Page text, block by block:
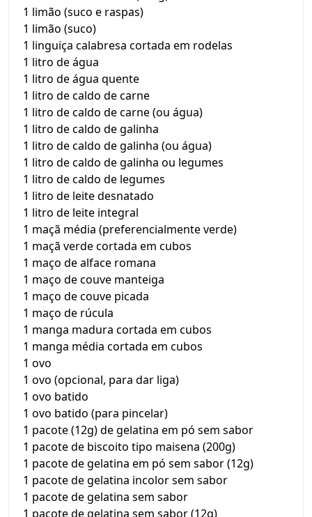
1 limão (suco e raspas)
1 limão (suco)
1 linguiça calabresa cortada em rodelas
1 litro de água
1 litro de água quente
1 litro de caldo de carne
1 litro de caldo de carne (ou água)
1 litro de caldo de galinha
1 litro de caldo de galinha (ou água)
1 litro de caldo de galinha ou legumes
1 litro de caldo de legumes
1 litro de leite desnatado
1 litro de leite integral
1 maçã média (preferencialmente verde)
1 maçã verde cortada em cubos
1 maço de alface romana
1 maço de couve manteiga
1 maço de couve picada
1 maço de rúcula
1 manga madura cortada em cubos
1 manga média cortada em cubos
1 ovo
1 ovo (opcional, para dar liga)
1 ovo batido
1 ovo batido (para pincelar)
1 pacote (12g) de gelatina em pó sem sabor
1 pacote de biscoito tipo maisena (200g)
1 pacote de gelatina em pó sem sabor (12g)
1 pacote de gelatina incolor sem sabor
1 pacote de gelatina sem sabor
1 pacote de gelatina sem sabor (12g)